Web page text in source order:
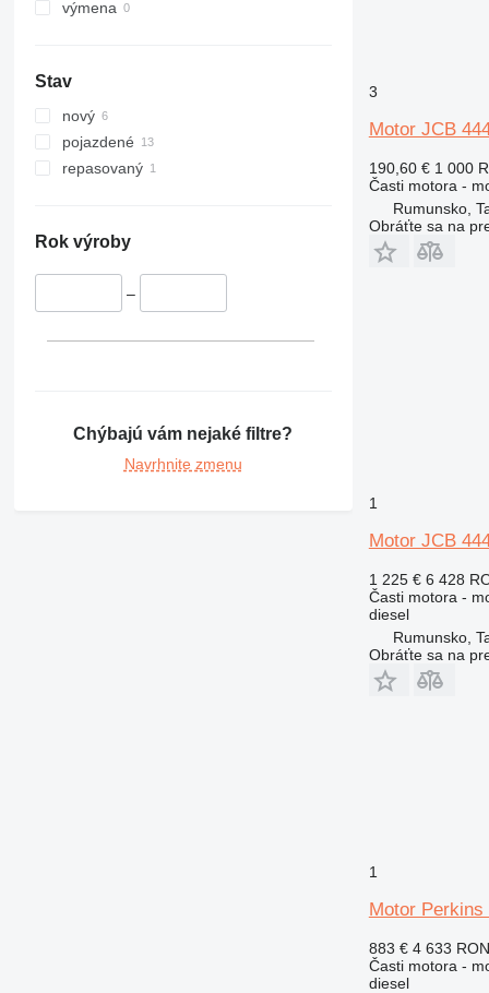
325
336
340
345
365
416
424
výmena
Stav
nový
pojazdené
repasovaný
Rok výroby
–
Chýbajú vám nejaké filtre?
Navrhnite zmenu
3
Motor JCB
190,60 € 1 000
Časti motora -
Rumunsko,
Obráťte sa na
1
Motor JCB
1 225 € 6 428
Časti motora -
diesel
Rumunsko,
Obráťte sa na
1
Motor Perkins
883 € 4 633 RON
Časti motora -
diesel